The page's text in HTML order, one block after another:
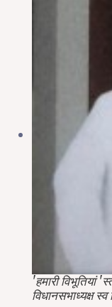
'हमारी विभूतियां
विधानसभाध्यक्ष स्व